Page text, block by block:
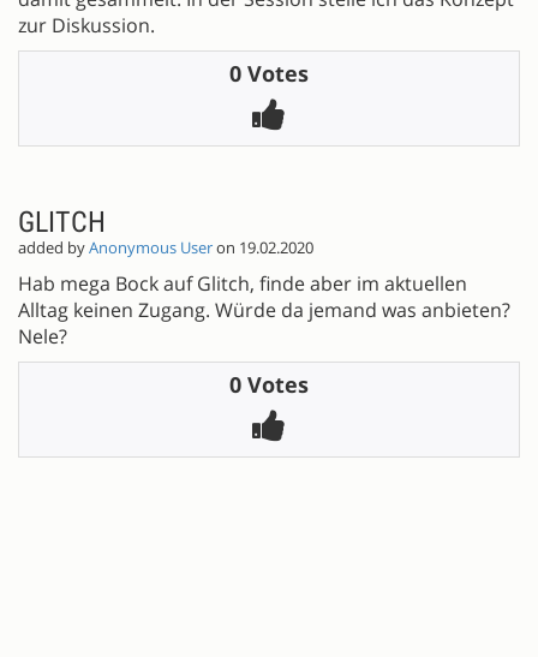
zur Diskussion.
0 Votes
GLITCH
added byAnonymous Useron 19.02.2020
Hab mega Bock auf Glitch, finde aber im aktuellen
Alltag keinen Zugang. Würde da jemand was anbieten?
Nele?
0 Votes